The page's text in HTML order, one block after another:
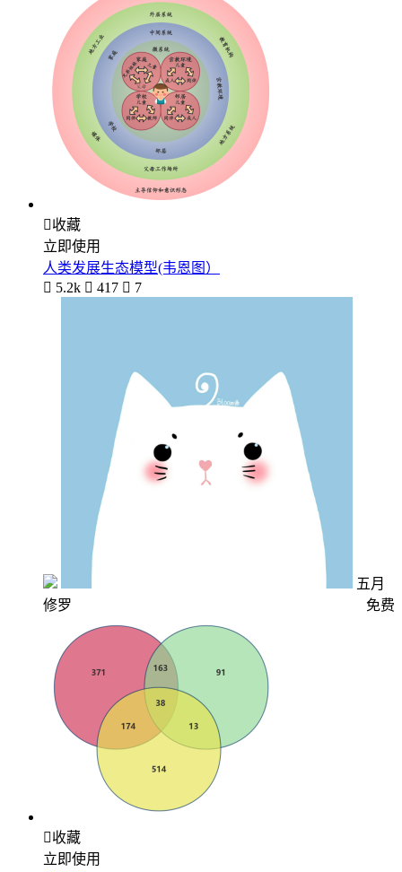
收藏
立即使用
人类发展生态模型(韦恩图）
 5.2k  417  7
五月
修罗
免费
收藏
立即使用